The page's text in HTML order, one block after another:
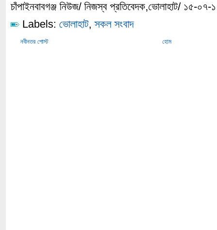
চাঁপাইনবাবগঞ্জ নিউজ/ নিজস্ব প্রতিবেদক,ভোলাহাট/ ১৫-০৭-
Labels: ভোলাহাট, সকল সংবাদ
নবীনতর পোস্ট হোম